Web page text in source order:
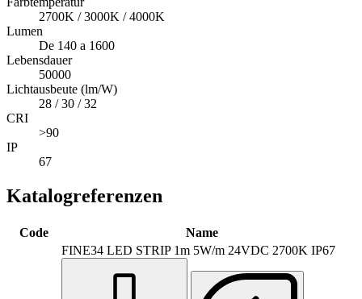
2700K / 3000K / 4000K
Lumen
De 140 a 1600
Lebensdauer
50000
Lichtausbeute (lm/W)
28 / 30 / 32
CRI
>90
IP
67
Katalogreferenzen
Code Name
FINE34 LED STRIP 1m 5W/m 24VDC 2700K IP67